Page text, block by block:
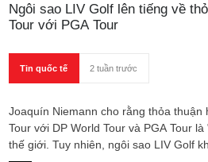
Ngôi sao LIV Golf lên tiếng về
Tour với PGA Tour
Tin quốc tế 2 tuần trước
Joaquín Niemann cho rằng thỏa thuận
Tour với DP World Tour và PGA Tour
thế giới. Tuy nhiên, ngôi sao LIV Golf